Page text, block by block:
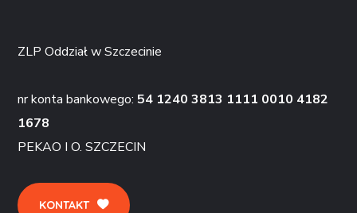
ZLP Oddział w Szczecinie
nr konta bankowego:54 1240 3813 1111 0010 4182
1678
PEKAO I O. SZCZECIN
KONTAKT